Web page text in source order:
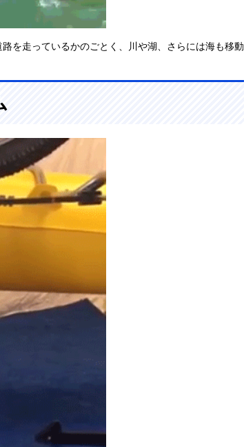
を走っているかのごとく、川や湖、さらには海も移動